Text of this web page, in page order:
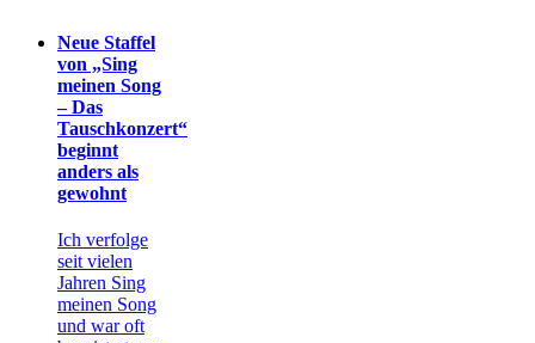
Neue Staffel
von „Sing
meinen Song
– Das
Tauschkonzert“
beginnt
anders als
gewohnt
Ich verfolge
seit vielen
Jahren Sing
meinen Song
und war oft